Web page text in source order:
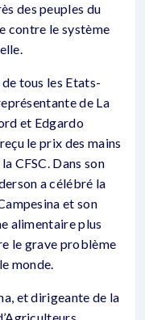
des peuples du
contre le système
tous les Etats-
de La
et Edgardo
le prix des mains
CFSC. Dans son
a célébré la
et son
alimentaire plus
le grave problème
monde.
et dirigeante de la